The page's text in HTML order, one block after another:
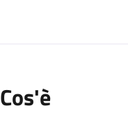
Cos'è